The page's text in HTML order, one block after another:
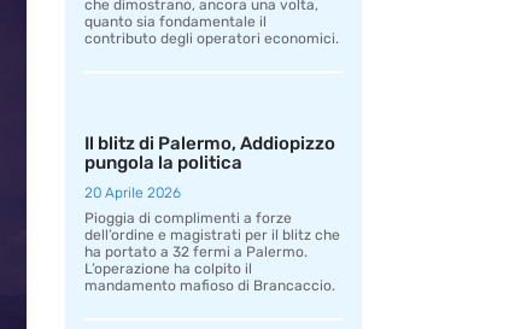
che dimostrano, ancora una volta,
quanto sia fondamentale il
contributo degli operatori economici.
Il blitz di Palermo, Addiopizzo
pungola la politica
20 Aprile 2026
Pioggia di complimenti a forze
dell’ordine e magistrati per il blitz che
ha portato a 32 fermi a Palermo.
L’operazione ha colpito il
mandamento mafioso di Brancaccio.